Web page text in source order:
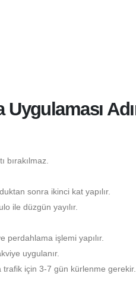
bırakılmaz.
sonra ikinci kat yapılır.
ile düzgün yayılır.
perdahlama işlemi yapılır.
uygulanır.
için 3-7 gün kürlenme gerekir.